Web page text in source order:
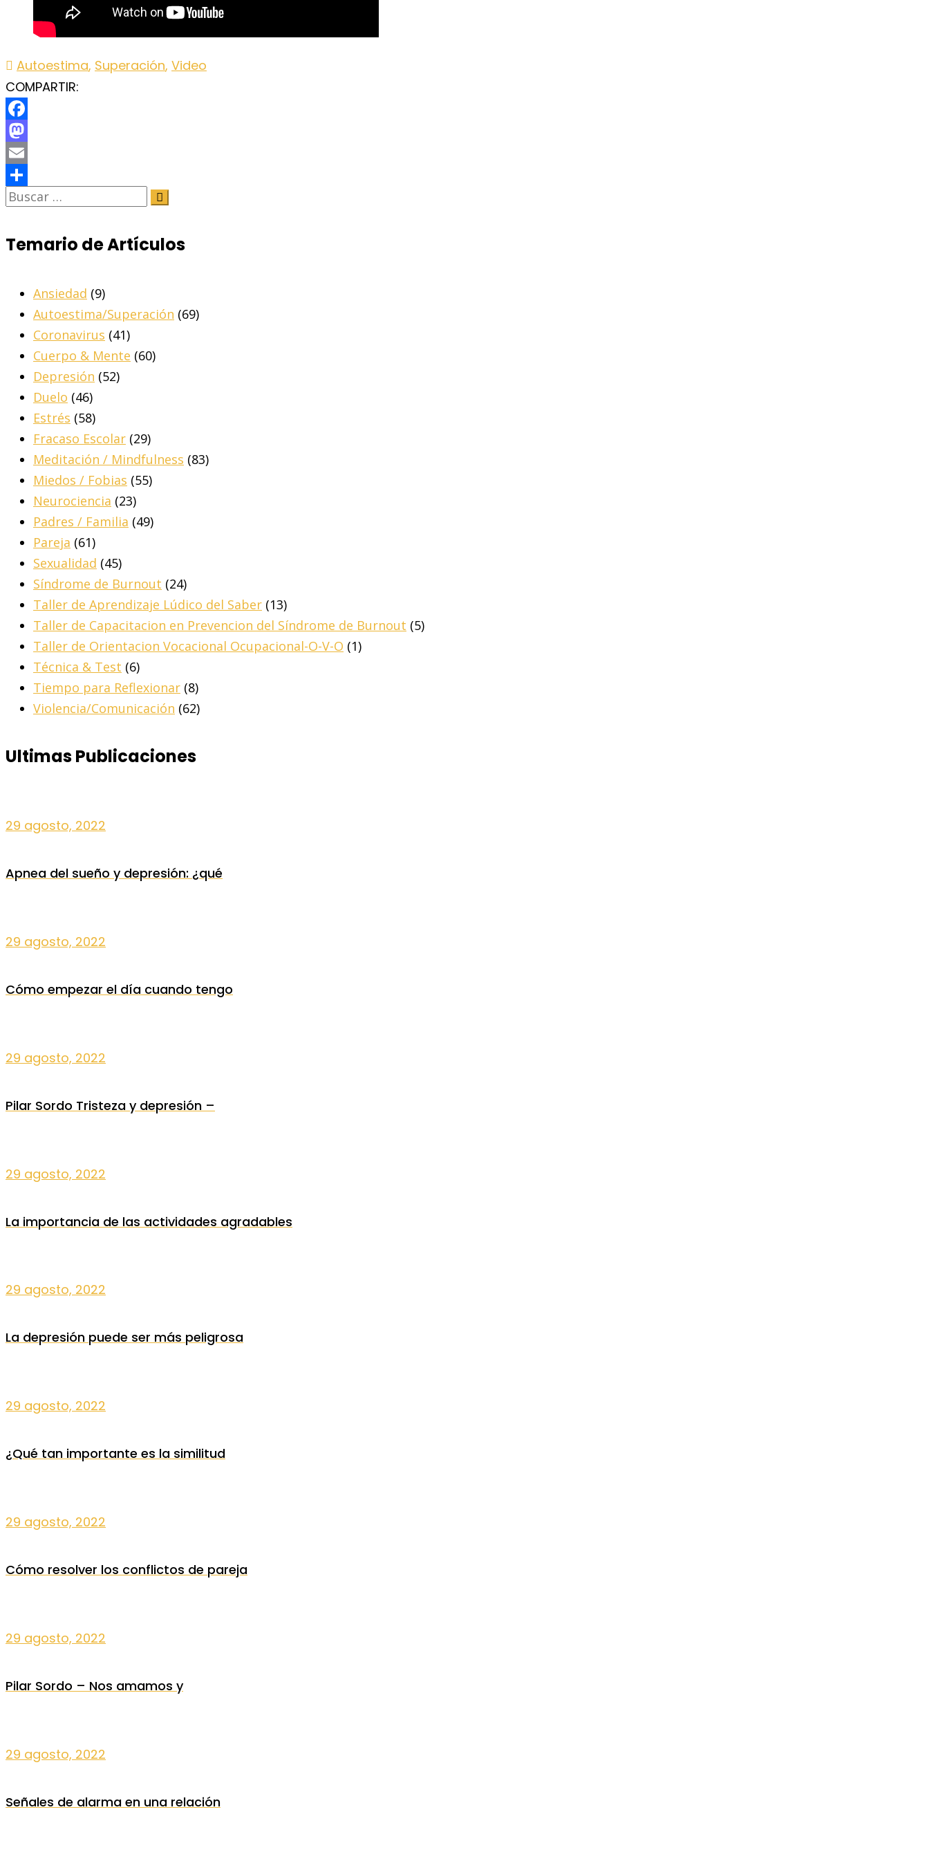
Autoestima, Superación, Video
COMPARTIR:
Facebook
Mastodon
Email
Share
Temario de Artículos
Ansiedad (9)
Autoestima/Superación (69)
Coronavirus (41)
Cuerpo & Mente (60)
Depresión (52)
Duelo (46)
Estrés (58)
Fracaso Escolar (29)
Meditación / Mindfulness (83)
Miedos / Fobias (55)
Neurociencia (23)
Padres / Familia (49)
Pareja (61)
Sexualidad (45)
Síndrome de Burnout (24)
Taller de Aprendizaje Lúdico del Saber (13)
Taller de Capacitacion en Prevencion del Síndrome de Burnout (5)
Taller de Orientacion Vocacional Ocupacional-O-V-O (1)
Técnica & Test (6)
Tiempo para Reflexionar (8)
Violencia/Comunicación (62)
Ultimas Publicaciones
29 agosto, 2022
Apnea del sueño y depresión: ¿qué
29 agosto, 2022
Cómo empezar el día cuando tengo
29 agosto, 2022
Pilar Sordo Tristeza y depresión –
29 agosto, 2022
La importancia de las actividades agradables
29 agosto, 2022
La depresión puede ser más peligrosa
29 agosto, 2022
¿Qué tan importante es la similitud
29 agosto, 2022
Cómo resolver los conflictos de pareja
29 agosto, 2022
Pilar Sordo – Nos amamos y
29 agosto, 2022
Señales de alarma en una relación